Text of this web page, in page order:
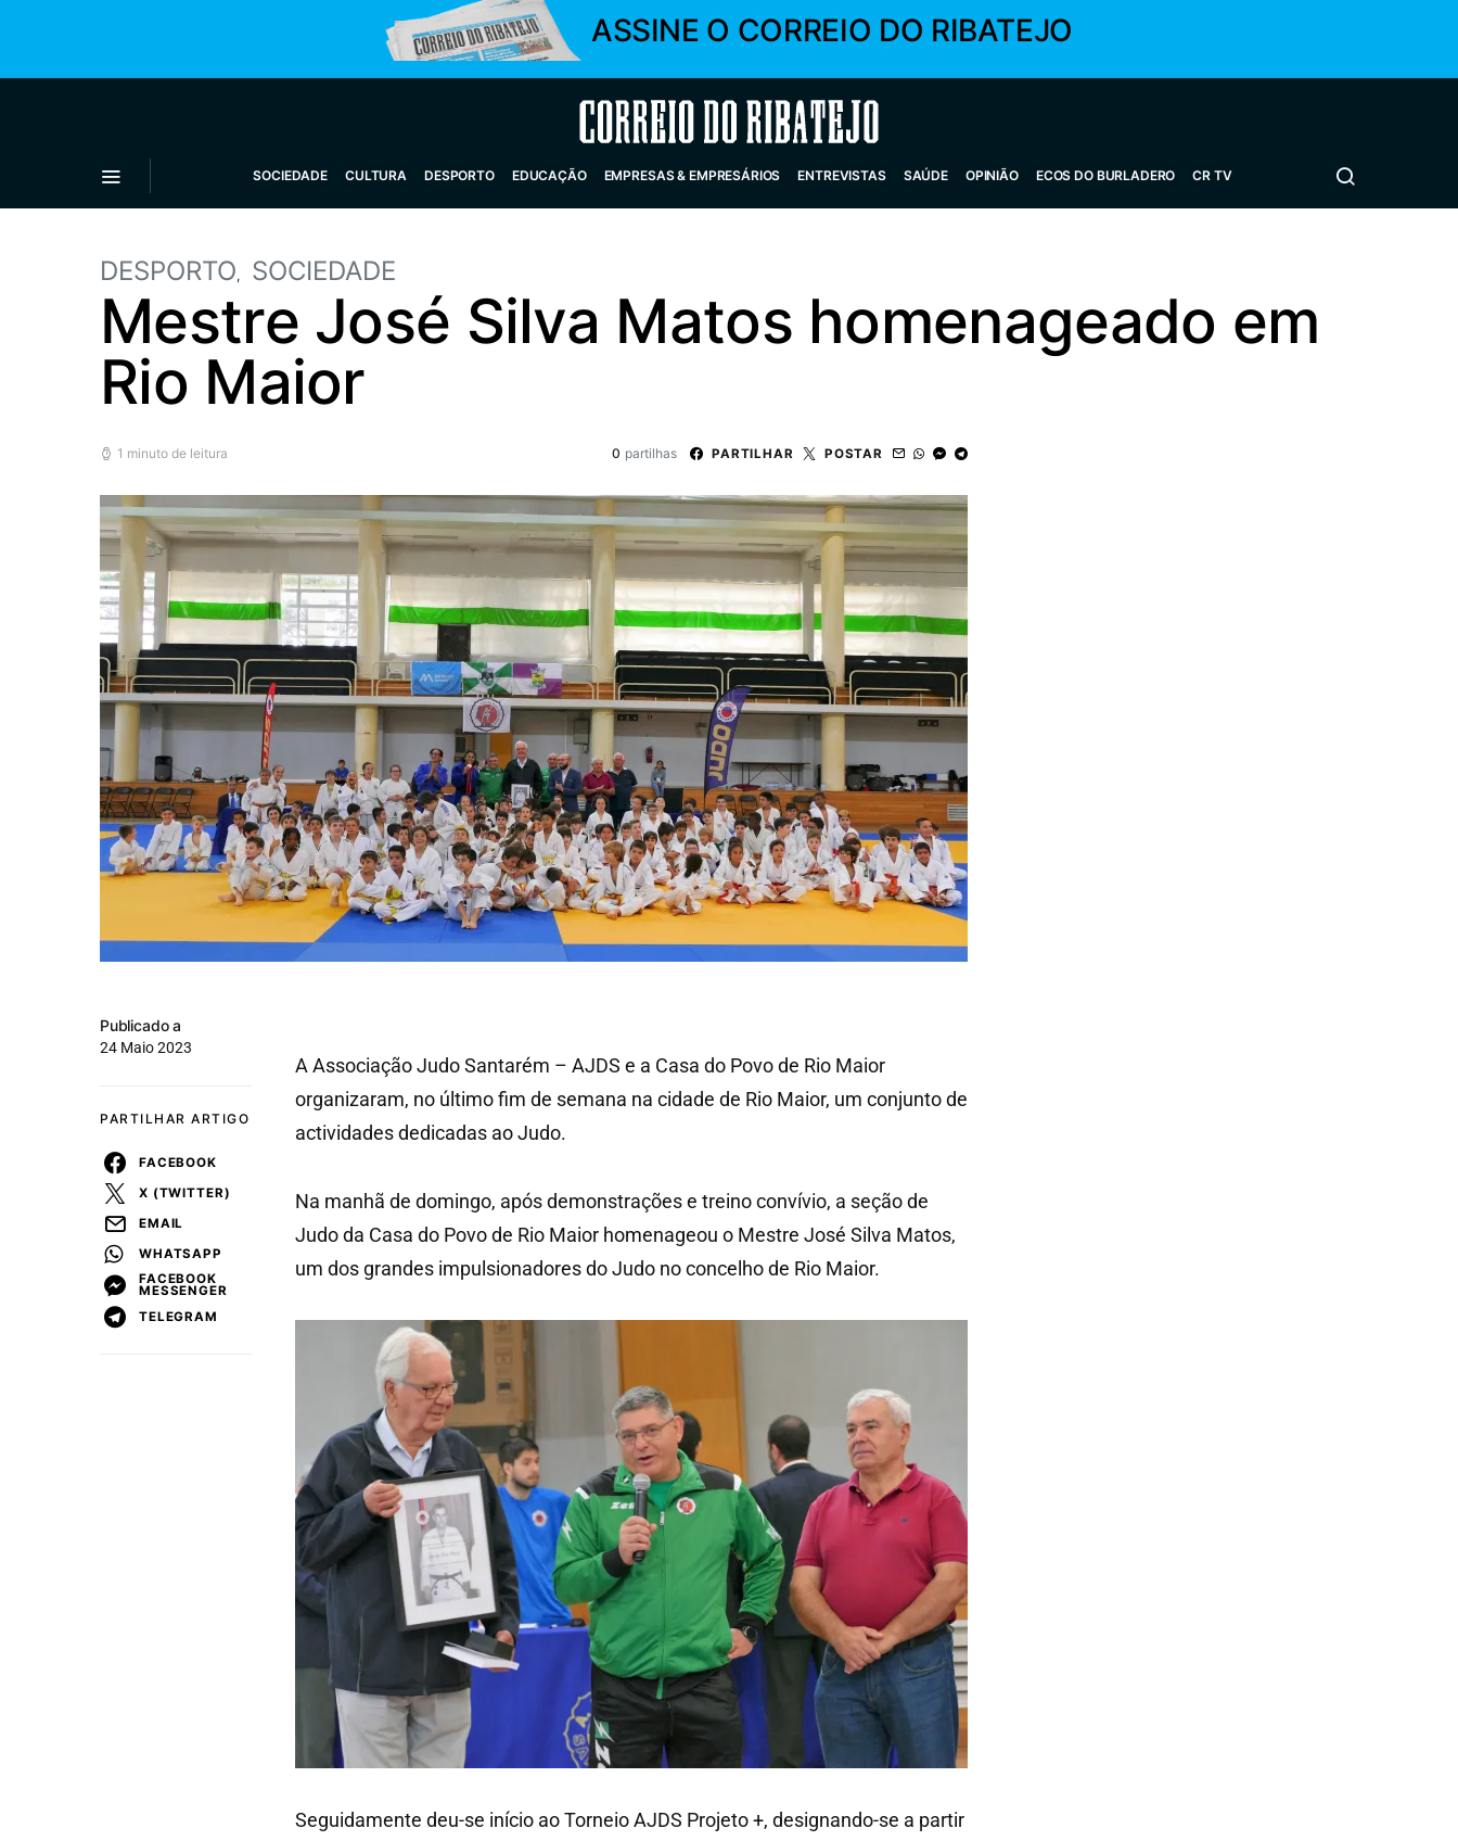
ASSINE O CORREIO DO RIBATEJO
Correio do Ribatejo
SOCIEDADE CULTURA DESPORTO EDUCAÇÃO EMPRESAS & EMPRESÁRIOS ENTREVISTAS SAÚDE OPINIÃO ECOS DO BURLADERO CR TV
DESPORTO SOCIEDADE
Mestre José Silva Matos homenageado em
Rio Maior
1 minuto de leitura 0 partilhas PARTILHAR POSTAR
Publicado a
24 Maio 2023
PARTILHAR ARTIGO
FACEBOOK
X (TWITTER)
EMAIL
WHATSAPP
FACEBOOK
MESSENGER
TELEGRAM
A Associação Judo Santarém – AJDS e a Casa do Povo de Rio Maior
organizaram, no último fim de semana na cidade de Rio Maior, um conjunto de
actividades dedicadas ao Judo.
Na manhã de domingo, após demonstrações e treino convívio, a seção de
Judo da Casa do Povo de Rio Maior homenageou o Mestre José Silva Matos,
um dos grandes impulsionadores do Judo no concelho de Rio Maior.
Seguidamente deu-se início ao Torneio AJDS Projeto +, designando-se a partir